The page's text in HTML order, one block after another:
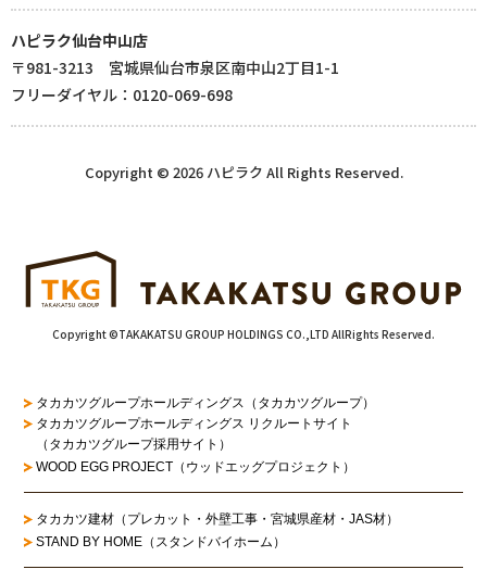
ハピラク仙台中山店
〒981-3213 宮城県仙台市泉区南中山2丁目1-1
フリーダイヤル：0120-069-698
Copyright © 2026 ハピラク All Rights Reserved.
Copyright ©TAKAKATSU GROUP HOLDINGS CO.,LTD AllRights Reserved.
タカカツグループホールディングス（タカカツグループ）
タカカツグループホールディングス リクルートサイト
（タカカツグループ採用サイト）
WOOD EGG PROJECT（ウッドエッグプロジェクト）
タカカツ建材（プレカット・外壁工事・宮城県産材・JAS材）
STAND BY HOME（スタンドバイホーム）